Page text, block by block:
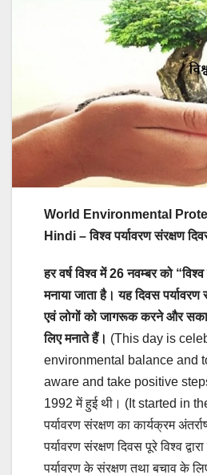
World Environmental
Hindi – विश्व पर्यावरण संरक्षण
हर वर्ष विश्व में 26 नवम्बर को
मनाया जाता है। यह दिवस
एवं लोगों को जागरूक करने और
लिए मनाते हैं। (This day is
environmental balance and
aware and take positive
1992 में हुई थी। (It started in
पर्यावरण संरक्षण का कार्यक्रम
पर्यावरण संरक्षण दिवस पूरे विश्व
पर्यावरण के संरक्षण तथा बचाव के